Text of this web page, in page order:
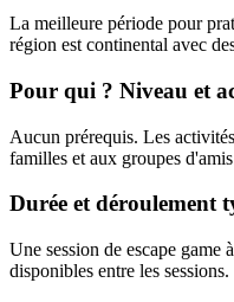
La meilleure période pour
région est continental avec
Pour qui ? Niveau et
Aucun prérequis. Les
familles et aux groupes
Durée et déroulement
Une session de escape game
disponibles entre les sessions.